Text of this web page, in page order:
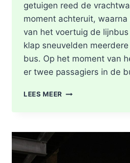
getuigen reed de
moment achteruit,
van het voertuig de
klap sneuvelden
bus. Op het moment van
er twee passagiers in de
LEES MEER LICHTGEWONDEN
VRACHTWAGEN